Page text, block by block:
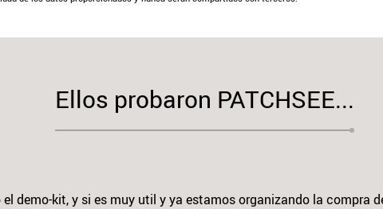
Ellos probaron PATCHSEE...
el demo-kit, y si es muy util y ya estamos organizando la compra